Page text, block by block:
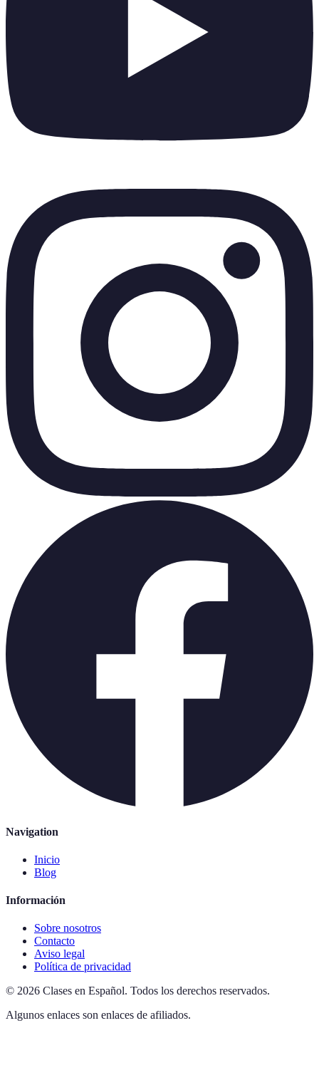
Navigation
Inicio
Blog
Información
Sobre nosotros
Contacto
Aviso legal
Política de privacidad
© 2026 Clases en Español. Todos los derechos reservados.
Algunos enlaces son enlaces de afiliados.